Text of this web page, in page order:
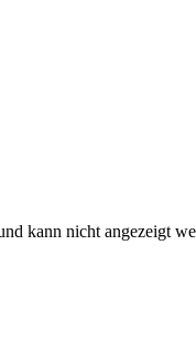
kann nicht angezeigt